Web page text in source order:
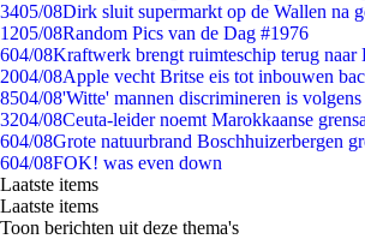
3405/08Dirk sluit supermarkt op de Wallen na
1205/08Random Pics van de Dag #1976
604/08Kraftwerk brengt ruimteschip terug naar
2004/08Apple vecht Britse eis tot inbouwen
8504/08'Witte' mannen discrimineren is
3204/08Ceuta-leider noemt Marokkaanse
604/08Grote natuurbrand Boschhuizerbergen
604/08FOK! was even down
Laatste items
Laatste items
Toon berichten uit deze thema's